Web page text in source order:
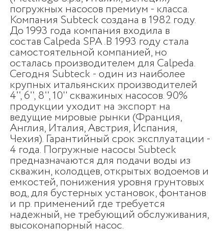
погружных насосов премиум - класса.
Компания Subteck создана в 1982 году.
До 1993 года компания входила в
состав Calpeda SPA .В 1993 году стала
самостоятельной компанией, но
осталась производителем для Calpeda.
Сегодня Subteck - один из наиболее
крупных итальянских производителей
4'', 6'', 8'', 10'' скважиных насосов. 90%
продукции уходит на экспорт на
ведущие мировые рынки (Франция,
Англия, Италия, Австрия, Испания,
Чехия). Гарантийный срок эксплуатации -
4 года. Погружные насосы Subteck
предназначаются для подачи воды из
скважин, колодцев, открытых водоемов и
емкостей, понижения уровня грунтовых
вод, для бустерных установок, фонтанов
и пр. применений где требуется
надежный, не требующий обслуживания,
высоконапорный насос.